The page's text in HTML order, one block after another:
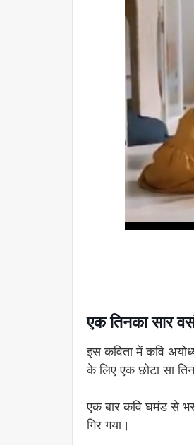
एक तिनका सार
इस कविता में कवि
के लिए एक छोटा सा
एक बार कवि घमंड से
गिर गया।